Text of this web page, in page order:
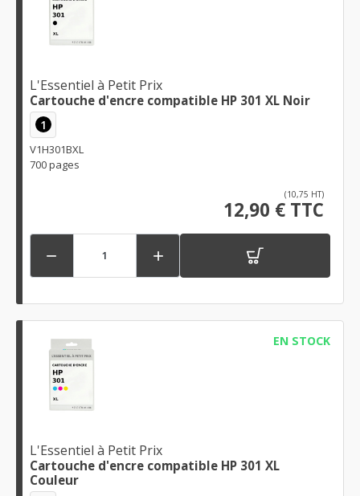
L'Essentiel à Petit Prix
Cartouche d'encre compatible HP 301 XL Noir
1
V1H301BXL
700 pages
(10,75 HT)
12,90 € TTC
 
EN STOCK
L'Essentiel à Petit Prix
Cartouche d'encre compatible HP 301 XL
Couleur